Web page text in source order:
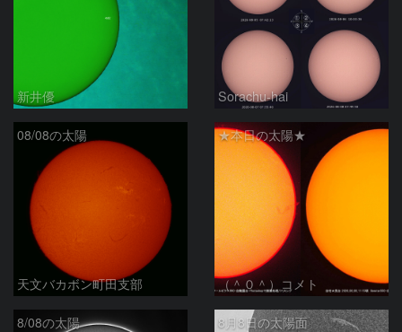
新井優 Sorachu-hai
08/08の太陽
天文バカボン町田支部
★本日の太陽★
（＾０＾）コメト
8/08の太陽 8月8日の太陽面